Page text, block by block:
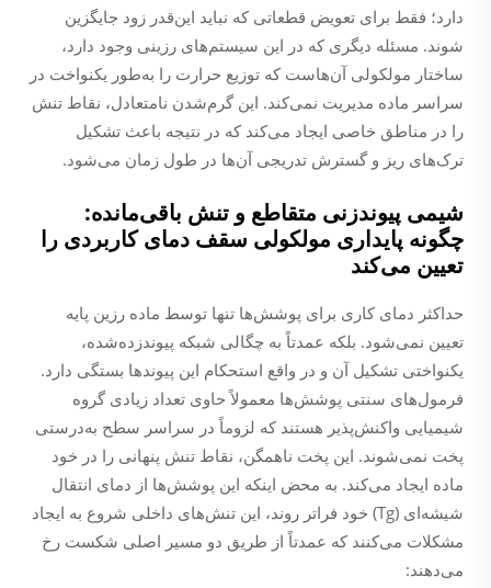
دارد؛ فقط برای تعویض قطعاتی که نباید این‌قدر زود جایگزین
شوند. مسئله دیگری که در این سیستم‌های رزینی وجود دارد،
ساختار مولکولی آن‌هاست که توزیع حرارت را به‌طور یکنواخت در
سراسر ماده مدیریت نمی‌کند. این گرم‌شدن نامتعادل، نقاط تنش
را در مناطق خاصی ایجاد می‌کند که در نتیجه باعث تشکیل
ترک‌های ریز و گسترش تدریجی آن‌ها در طول زمان می‌شود.
شیمی پیوند‌زنی متقاطع و تنش باقی‌مانده:
چگونه پایداری مولکولی سقف دمای کاربردی را
تعیین می‌کند
حداکثر دمای کاری برای پوشش‌ها تنها توسط ماده رزین پایه
تعیین نمی‌شود. بلکه عمدتاً به چگالی شبکه پیوند‌زده‌شده،
یکنواختی تشکیل آن و در واقع استحکام این پیوندها بستگی دارد.
فرمول‌های سنتی پوشش‌ها معمولاً حاوی تعداد زیادی گروه
شیمیایی واکنش‌پذیر هستند که لزوماً در سراسر سطح به‌درستی
پخت نمی‌شوند. این پخت ناهمگن، نقاط تنش پنهانی را در خود
ماده ایجاد می‌کند. به محض اینکه این پوشش‌ها از دمای انتقال
شیشه‌ای (Tg) خود فراتر روند، این تنش‌های داخلی شروع به ایجاد
مشکلات می‌کنند که عمدتاً از طریق دو مسیر اصلی شکست رخ
می‌دهند: